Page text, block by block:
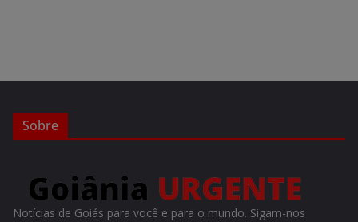
Sobre
Notícias de Goiás para você e para o mundo. Sigam-nos